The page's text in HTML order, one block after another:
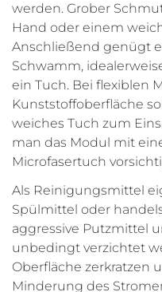
werden. Grober
Hand oder einem
Anschließend genügt
Schwamm,
ein Tuch. Bei flexiblen
Kunststoffoberfläche
weiches Tuch zum
man das Modul mit
Microfasertuch
Als Reinigungsmittel
Spülmittel oder
aggressive Putzmittel
unbedingt verzichtet
Oberfläche zerkratzen
Minderung des